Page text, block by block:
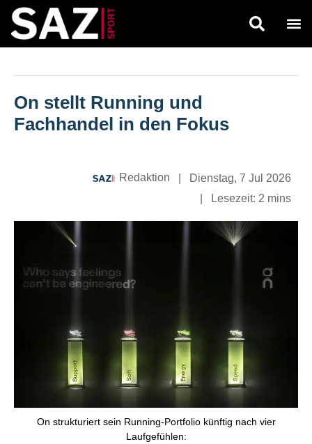
On stellt Running und
Fachhandel in den Fokus
Redaktion
Dienstag, 7 Jul 2026
Lesezeit: 2 mins
On strukturiert sein Running-Portfolio künftig nach vier
Laufgefühlen: